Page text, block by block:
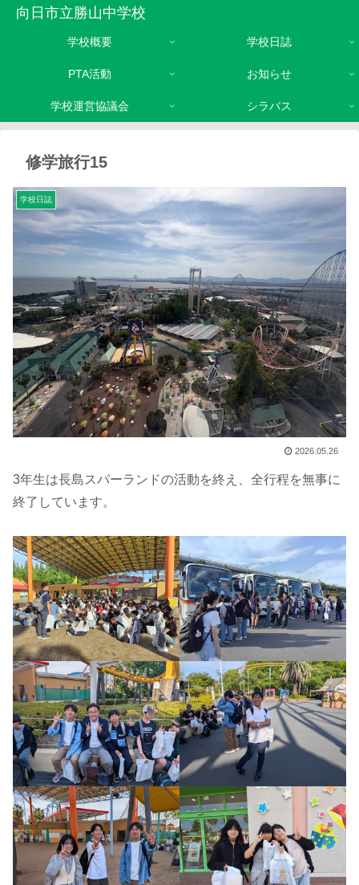
向日市立勝山中学校
学校概要 学校日誌
PTA活動 お知らせ
学校運営協議会 シラバス
修学旅行15
学校日誌
2026.05.26
3年生は長島スパーランドの活動を終え、全行程を無事に
終了しています。